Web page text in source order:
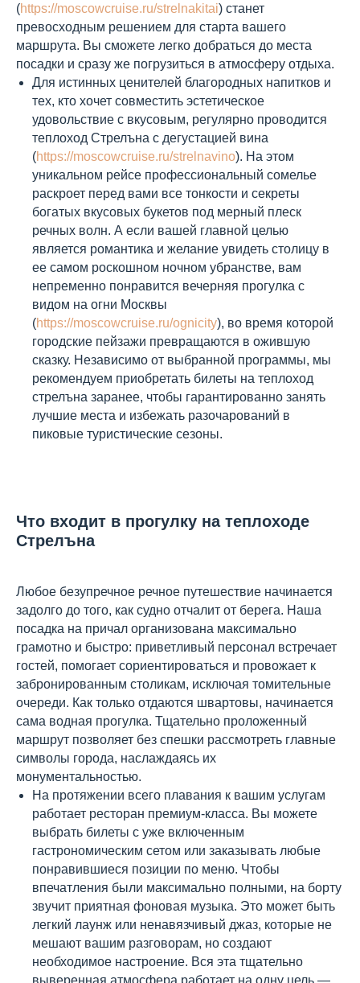
(https://moscowcruise.ru/strelnakitai) станет
превосходным решением для старта вашего
маршрута. Вы сможете легко добраться до места
посадки и сразу же погрузиться в атмосферу отдыха.
Для истинных ценителей благородных напитков и
тех, кто хочет совместить эстетическое
удовольствие с вкусовым, регулярно проводится
теплоход Стрелъна с дегустацией вина
(https://moscowcruise.ru/strelnavino). На этом
уникальном рейсе профессиональный сомелье
раскроет перед вами все тонкости и секреты
богатых вкусовых букетов под мерный плеск
речных волн. А если вашей главной целью
является романтика и желание увидеть столицу в
ее самом роскошном ночном убранстве, вам
непременно понравится вечерняя прогулка с
видом на огни Москвы
(https://moscowcruise.ru/ognicity), во время которой
городские пейзажи превращаются в ожившую
сказку. Независимо от выбранной программы, мы
рекомендуем приобретать билеты на теплоход
стрелъна заранее, чтобы гарантированно занять
лучшие места и избежать разочарований в
пиковые туристические сезоны.
Что входит в прогулку на теплоходе
Стрелъна
Любое безупречное речное путешествие начинается
задолго до того, как судно отчалит от берега. Наша
посадка на причал организована максимально
грамотно и быстро: приветливый персонал встречает
гостей, помогает сориентироваться и провожает к
забронированным столикам, исключая томительные
очереди. Как только отдаются швартовы, начинается
сама водная прогулка. Тщательно проложенный
маршрут позволяет без спешки рассмотреть главные
символы города, наслаждаясь их
монументальностью.
На протяжении всего плавания к вашим услугам
работает ресторан премиум-класса. Вы можете
выбрать билеты с уже включенным
гастрономическим сетом или заказывать любые
понравившиеся позиции по меню. Чтобы
впечатления были максимально полными, на борту
звучит приятная фоновая музыка. Это может быть
легкий лаунж или ненавязчивый джаз, которые не
мешают вашим разговорам, но создают
необходимое настроение. Вся эта тщательно
выверенная атмосфера работает на одну цель —